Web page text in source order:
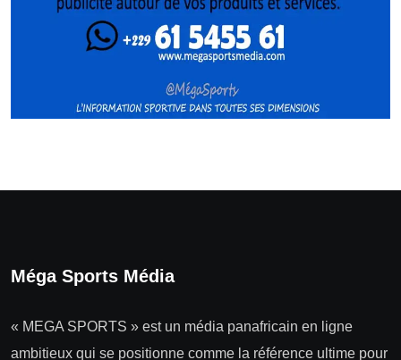
Méga Sports Média
« MEGA SPORTS » est un média panafricain en ligne
ambitieux qui se positionne comme la référence ultime pour